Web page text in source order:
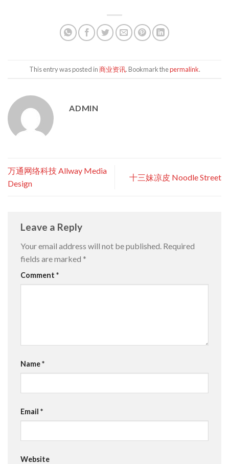
This entry was posted in商业资讯. Bookmark thepermalink.
ADMIN
万通网络科技 Allway Media
Design
十三妹凉皮 Noodle Street
Leave a Reply
Your email address will not be published. Required
fields are marked *
Comment *
Name*
Email *
Website